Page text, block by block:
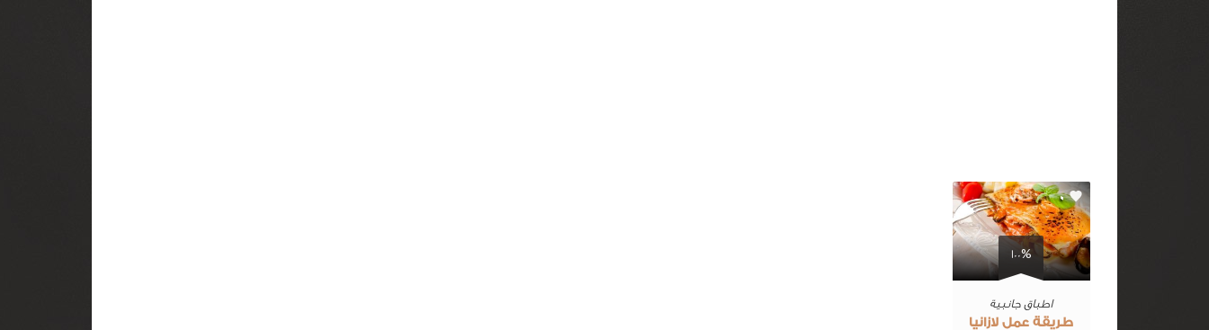
100%
0
اطباق جانبية
طريقة عمل لازانيا